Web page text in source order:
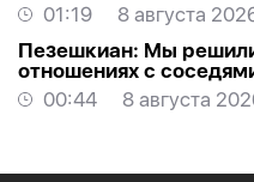
01:19
8 августа
Пезешкиан: Мы
отношениях с
00:44
8 августа